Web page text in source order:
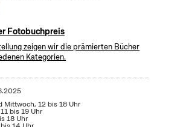
Fotobuchpreis
zeigen wir die prämierten Bücher
Kategorien.
Mittwoch, 12 bis 18 Uhr
bis 19 Uhr
18 Uhr